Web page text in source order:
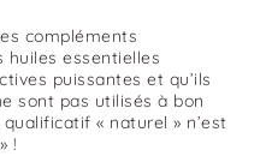
compléments
essentielles
puissantes et qu’ils
sont pas utilisés à bon
« naturel » n’est
!